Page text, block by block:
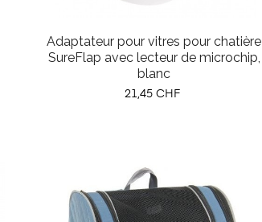
Adaptateur pour vitres pour chatière
SureFlap avec lecteur de microchip,
blanc
Prix
21,45 CHF